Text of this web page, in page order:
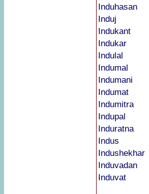
Induhasan
Induj
Indukant
Indukar
Indulal
Indumal
Indumani
Indumat
Indumitra
Indupal
Induratna
Indus
Indushekhar
Induvadan
Induvat